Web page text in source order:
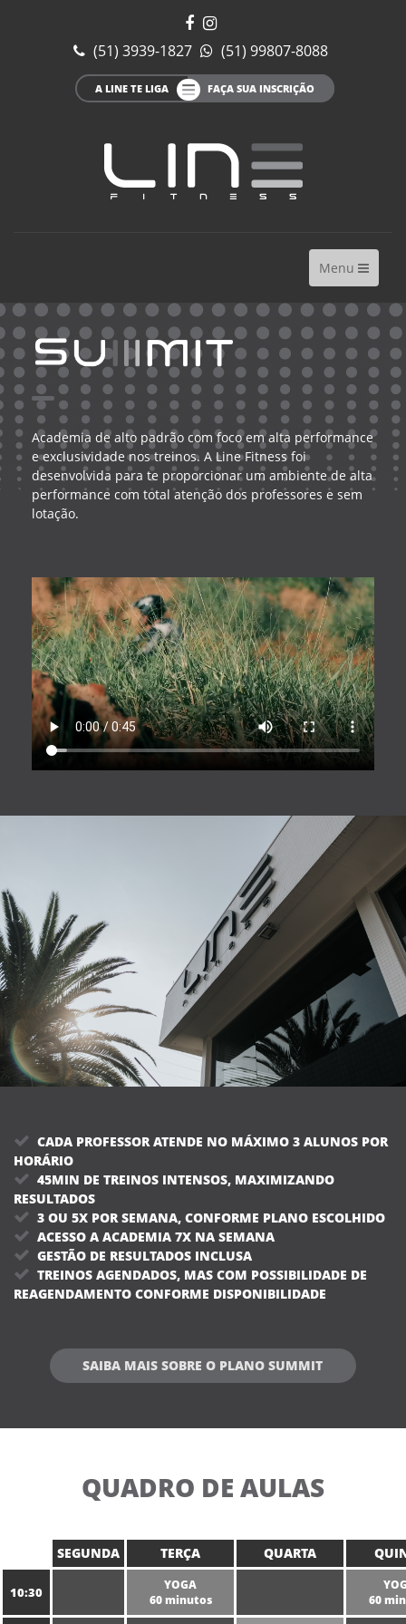
(51) 3939-1827 (51) 99807-8088
A LINE TE LIGA FAÇA SUA INSCRIÇÃO
Toggle
navigation
Menu
Academia de alto padrão com foco em alta performance
e exclusividade nos treinos. A Line Fitness foi
desenvolvida para te proporcionar um ambiente de alta
performance com total atenção dos professores e sem
lotação.
CADA PROFESSOR ATENDE NO MÁXIMO 3 ALUNOS POR
HORÁRIO
45MIN DE TREINOS INTENSOS, MAXIMIZANDO
RESULTADOS
3 OU 5X POR SEMANA, CONFORME PLANO ESCOLHIDO
ACESSO A ACADEMIA 7X NA SEMANA
GESTÃO DE RESULTADOS INCLUSA
TREINOS AGENDADOS, MAS COM POSSIBILIDADE DE
REAGENDAMENTO CONFORME DISPONIBILIDADE
SAIBA MAIS SOBRE O PLANO SUMMIT
QUADRO DE AULAS
SEGUNDA TERÇA QUARTA
10:30
YOGA
60 minutos
60